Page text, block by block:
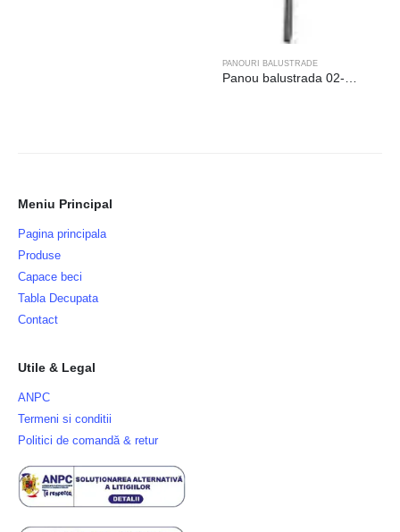
PANOURI BALUSTRADE
Meniu Principal
Pagina principala
Produse
Capace beci
Tabla Decupata
Contact
Utile & Legal
ANPC
Termeni si conditii
Politici de comandă & retur